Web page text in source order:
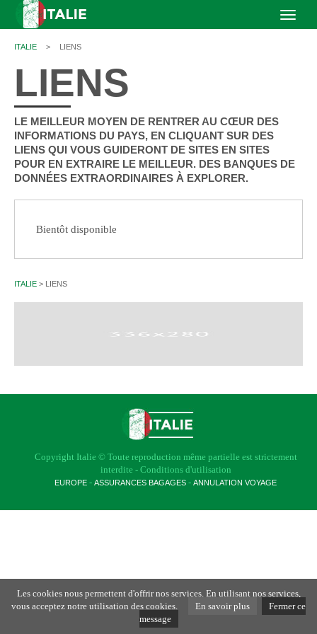
ITALIE > LIENS
LIENS
LE MEILLEUR MOYEN DE RENTRER AU CŒUR DES
INFORMATIONS DU PAYS, EN CLIQUANT SUR DES
LIENS QUI VOUS GUIDERONT DE SITES EN SITES
POUR EN EXTRAIRE LE MEILLEUR. DES BANQUES DE
DONNÉES EXTRAORDINAIRES À EXPLORER.
Bientôt disponible
ITALIE > LIENS
Copyright Italie © Toute reproduction même partielle est strictement
interdite - Conditions d'utilisation
EUROPE - ASSURANCES BAGAGES - ANNULATION VOYAGE
Les cookies nous permettent d'offrir nos services. En utilisant nos services,
vous acceptez notre utilisation des cookies.
En savoir plus
Fermer ce
message